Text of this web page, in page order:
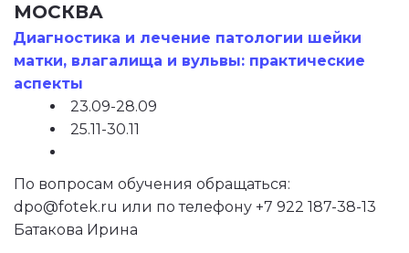
МОСКВА
Диагностика и лечение патологии шейки
матки, влагалища и вульвы: практические
аспекты
23.09-28.09
25.11-30.11
По вопросам обучения обращаться:
dpo@fotek.ru или по телефону +7 922 187-38-13
Батакова Ирина